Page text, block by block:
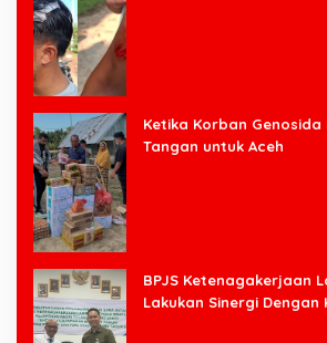
Ketika Korban Genosida
Tangan untuk Aceh
BPJS Ketenagakerjaan
Lakukan Sinergi Dengan